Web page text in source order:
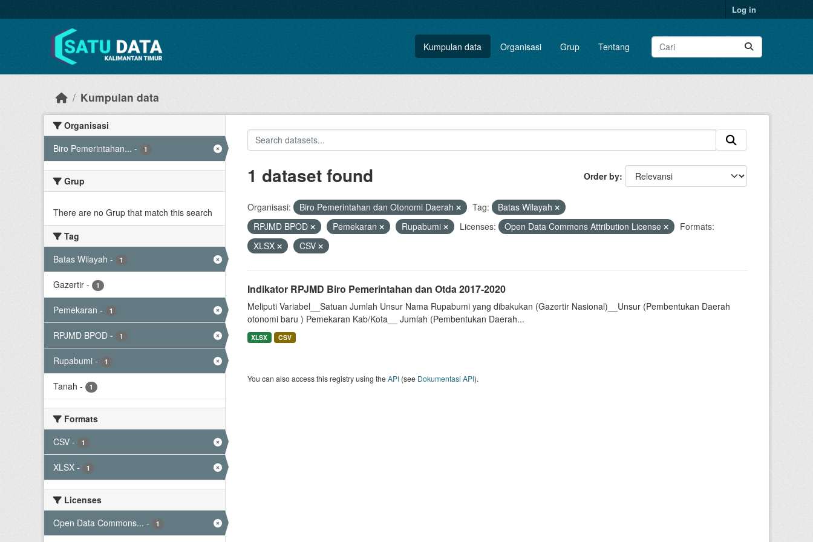
Log in
Kumpulan data Organisasi Grup Tentang
Kumpulan data
Organisasi
Biro Pemerintahan... - 1
Grup
There are no Grup that match this search
Tag
Batas Wilayah - 1
Gazertir - 1
Pemekaran - 1
RPJMD BPOD - 1
Rupabumi - 1
Tanah - 1
Formats
CSV - 1
XLSX - 1
Licenses
Open Data Commons... - 1
Order by
1 dataset found
Organisasi: Biro Pemerintahan dan Otonomi Daerah Tag:
Batas Wilayah
RPJMD BPOD
Pemekaran Rupabumi Licenses: Open Data Commons Attribution License
Formats:
XLSX
CSV
Indikator RPJMD Biro Pemerintahan dan Otda 2017-2020
Meliputi Variabel__Satuan Jumlah Unsur Nama Rupabumi yang dibakukan (Gazertir Nasional)__Unsur (Pembentukan Daerah
otonomi baru ) Pemekaran Kab/Kota__ Jumlah (Pembentukan Daerah...
XLSX CSV
You can also access this registry using theAPI(see Dokumentasi API).